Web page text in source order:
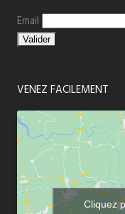
Email
VENEZ FACILEMENT
Cliquez